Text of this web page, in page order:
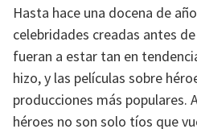
Hasta hace una docena de
celebridades creadas antes
fueran a estar tan en
hizo, y las películas sobre
producciones más populares.
héroes no son solo tíos que